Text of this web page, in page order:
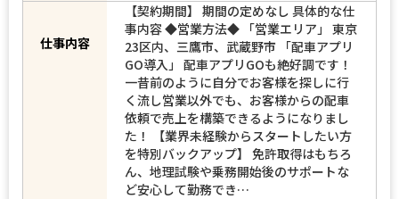
仕事内容
【契約期間】 期間の定めなし 具体的な仕
事内容 ◆営業方法◆ 「営業エリア」 東京
23区内、三鷹市、武蔵野市 「配車アプリ
GO導入」 配車アプリGOも絶好調です！
一昔前のように自分でお客様を探しに行
く流し営業以外でも、お客様からの配車
依頼で売上を構築できるようになりまし
た！ 【業界未経験からスタートしたい方
を特別バックアップ】 免許取得はもちろ
ん、地理試験や乗務開始後のサポートな
ど安心して勤務でき…